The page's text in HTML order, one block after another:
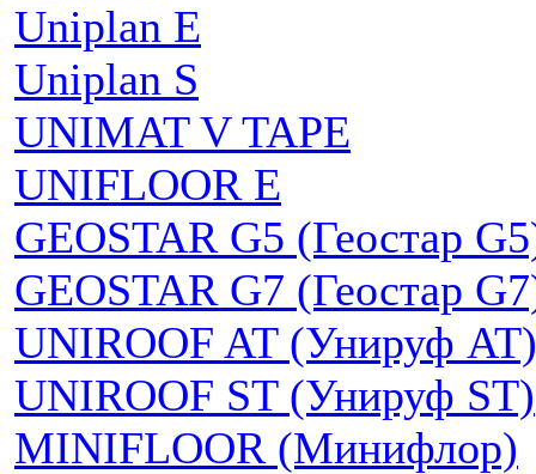
Uniplan E
Uniplan S
UNIMAT V TAPE
UNIFLOOR E
GEOSTAR G5 (Геостар
GEOSTAR G7 (Геостар
UNIROOF AT (Унируф AT)
UNIROOF ST (Унируф ST)
MINIFLOOR (Минифлор)